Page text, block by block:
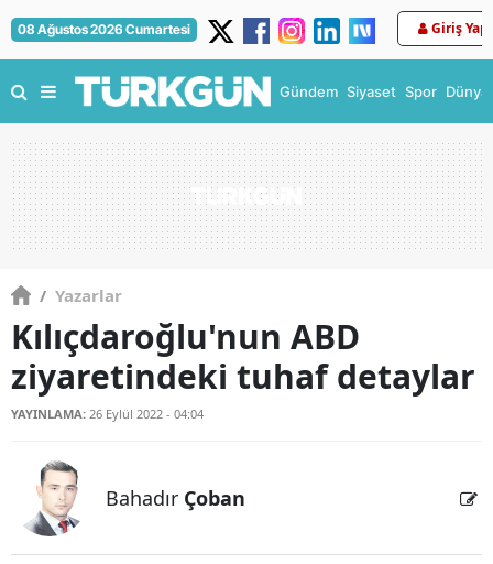
08 Ağustos 2026 Cumartesi Giriş Yap
Gündem Siyaset Spor Dünya
/ Yazarlar
Kılıçdaroğlu'nun ABD
ziyaretindeki tuhaf detaylar
YAYINLAMA: 26 Eylül 2022 - 04:04
Bahadır Çoban